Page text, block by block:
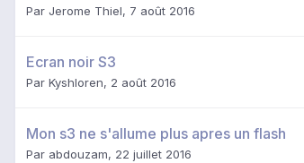
Par Jerome Thiel, 7 août 2016
Ecran noir S3
Par Kyshloren, 2 août 2016
Mon s3 ne s'allume plus apres un flash
Par abdouzam, 22 juillet 2016